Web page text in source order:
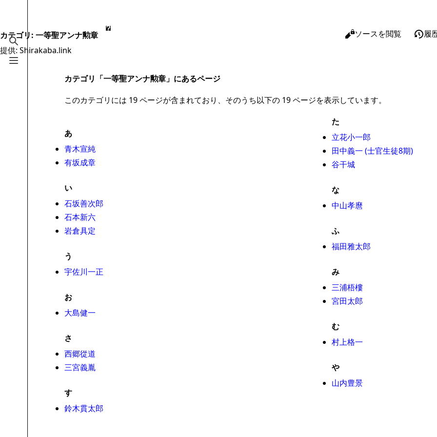
検索を切り替える
メニューを切り替える
Shirakaba.link
メインページ
最近の更新
MediaWiki についてのヘルプ
特別ページ
ファイルをアップロード
カテゴリ: 一等聖アンナ勲章
提供: Shirakaba.link
表示
閲覧ソースを閲覧 履
カテゴリ「一等聖アンナ勲章」にあるページ
このカテゴリには 19 ページが含まれており、そのうち以下の 19 ページを表示しています。
あ
青木宣純
有坂成章
い
石坂善次郎
石本新六
岩倉具定
う
宇佐川一正
お
大島健一
さ
西郷從道
三宮義胤
す
鈴木貫太郎
た
立花小一郎
田中義一 (士官生徒8期)
谷干城
な
中山孝麿
ふ
福田雅太郎
み
三浦梧樓
宮田太郎
む
村上格一
や
山内豊景